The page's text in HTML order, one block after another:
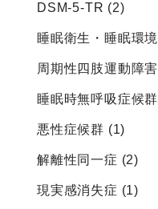
DSM-5-TR (2)
睡眠衛生・睡眠環境
周期性四肢運動障害
睡眠時無呼吸症候群
悪性症候群 (1)
解離性同一症 (2)
現実感消失症 (1)